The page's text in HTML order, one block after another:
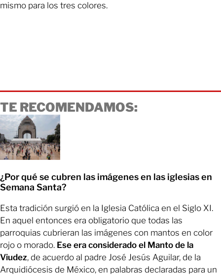
mismo para los tres colores.
TE RECOMENDAMOS:
¿Por qué se cubren las imágenes en las iglesias en
Semana Santa?
Esta tradición surgió en la Iglesia Católica en el Siglo XI.
En aquel entonces era obligatorio que todas las
parroquias cubrieran las imágenes con mantos en color
rojo o morado. Ese era considerado el Manto de la
Viudez, de acuerdo al padre José Jesús Aguilar, de la
Arquidiócesis de México, en palabras declaradas para un